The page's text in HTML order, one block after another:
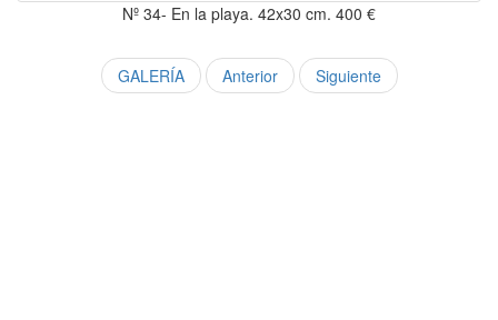
Nº 34- En la playa. 42x30 cm. 400 €
GALERÍA Anterior Siguiente